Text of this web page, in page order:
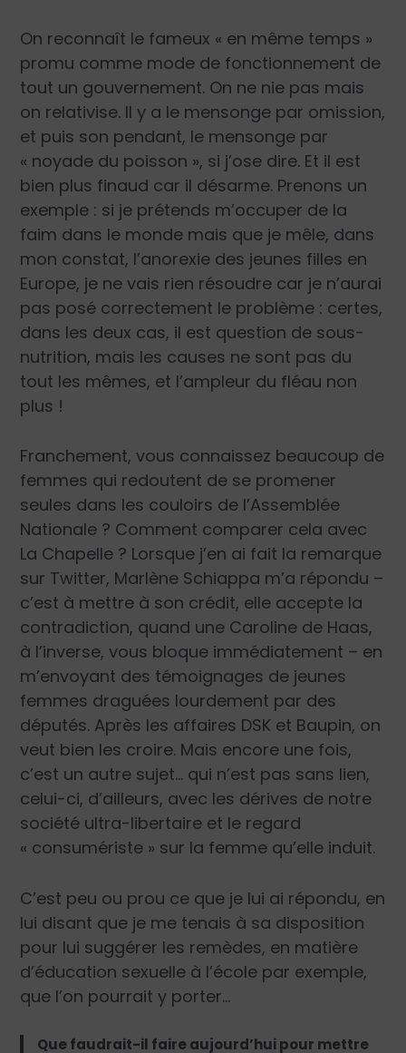
On reconnaît le fameux « en même temps »
promu comme mode de fonctionnement de
tout un gouvernement. On ne nie pas mais
on relativise. Il y a le mensonge par omission,
et puis son pendant, le mensonge par
« noyade du poisson », si j’ose dire. Et il est
bien plus finaud car il désarme. Prenons un
exemple : si je prétends m’occuper de la
faim dans le monde mais que je mêle, dans
mon constat, l’anorexie des jeunes filles en
Europe, je ne vais rien résoudre car je n’aurai
pas posé correctement le problème : certes,
dans les deux cas, il est question de sous-
nutrition, mais les causes ne sont pas du
tout les mêmes, et l’ampleur du fléau non
plus !
Franchement, vous connaissez beaucoup de
femmes qui redoutent de se promener
seules dans les couloirs de l’Assemblée
Nationale ? Comment comparer cela avec
La Chapelle ? Lorsque j’en ai fait la remarque
sur Twitter, Marlène Schiappa m’a répondu –
c’est à mettre à son crédit, elle accepte la
contradiction, quand une Caroline de Haas,
à l’inverse, vous bloque immédiatement – en
m’envoyant des témoignages de jeunes
femmes draguées lourdement par des
députés. Après les affaires DSK et Baupin, on
veut bien les croire. Mais encore une fois,
c’est un autre sujet… qui n’est pas sans lien,
celui-ci, d’ailleurs, avec les dérives de notre
société ultra-libertaire et le regard
« consumériste » sur la femme qu’elle induit.
C’est peu ou prou ce que je lui ai répondu, en
lui disant que je me tenais à sa disposition
pour lui suggérer les remèdes, en matière
d’éducation sexuelle à l’école par exemple,
que l’on pourrait y porter…
Que faudrait-il faire aujourd’hui pour mettre